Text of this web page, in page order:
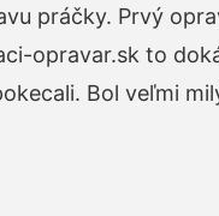
práčky. Prvý
opravar.sk to
Bol veľmi